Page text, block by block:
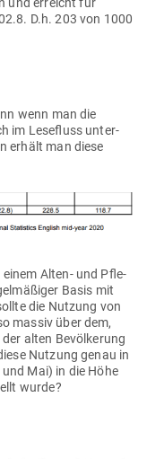
D.h. 203 von 1000
wenn man die
im Lese­fluss unter­
erhält man diese
einem Alten- und Pfle­
Basis mit
die Nutzung von
massiv über dem,
alten Bevöl­kerung
Nutzung genau in
Mai) in die Höhe
wurde?